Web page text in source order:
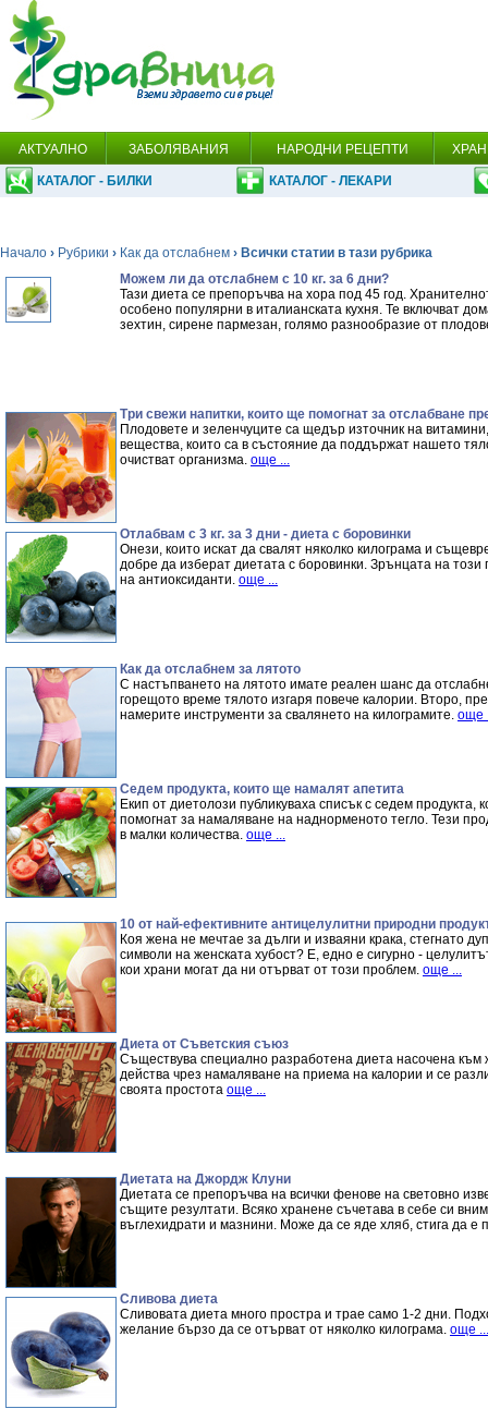
АКТУАЛНО ЗАБОЛЯВАНИЯ НАРОДНИ РЕЦЕПТИ
КАТАЛОГ - БИЛКИ КАТАЛОГ - ЛЕКАРИ
Начало › Рубрики › Как да отслабнем › Всички статии в тази рубрика
Можем ли да отслабнем с 10 кг. за 6 дни?
Тази диета се препоръчва на хора под 45 год.
особено популярни в италианската кухня. Те включват
зехтин, сирене пармезан, голямо разнообразие от
Три свежи напитки, които ще помогнат за отслабване
Плодовете и зеленчуците са щедър източник на
вещества, които са в състояние да поддържат нашето
очистват организма. още ...
Отлабвам с 3 кг. за 3 дни - диета с боровинки
Онези, които искат да свалят няколко килограма и
добре да изберат диетата с боровинки. Зрънцата на
на антиоксиданти. още ...
Как да отслабнем за лятото
С настъпването на лятото имате реален шанс да
горещото време тялото изгаря повече калории. Второ,
намерите инструменти за свалянето на килограмите. още
Седем продукта, които ще намалят апетита
Екип от диетолози публикуваха списък с седем
помогнат за намаляване на наднорменото тегло. Тези
в малки количества. още ...
10 от най-ефективните антицелулитни природни
Коя жена не мечтае за дълги и изваяни крака, стегнато
символи на женската хубост? Е, едно е сигурно -
кои храни могат да ни отърват от този проблем. още ...
Диета от Съветския съюз
Съществува специално разработена диета насочена към
действа чрез намаляване на приема на калории и се
своята простотa още ...
Диетата на Джордж Клуни
Диетата се препоръчва на всички фенове на световно
същите резултати. Всяко хранене съчетава в себе си
въглехидрати и мазнини. Може да се яде хляб, стига да е
Сливова диета
Сливовата диета много простра и трае само 1-2 дни.
желание бързо да се отърват от няколко килограма. още ...